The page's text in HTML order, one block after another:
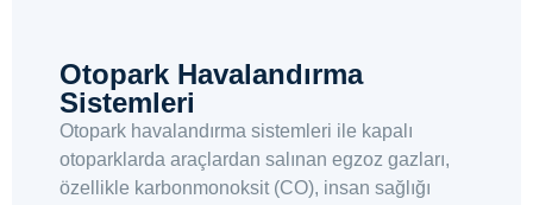
Otopark Havalandırma
Sistemleri
Otopark havalandırma sistemleri ile kapalı
otoparklarda araçlardan salınan egzoz gazları,
özellikle karbonmonoksit (CO), insan sağlığı